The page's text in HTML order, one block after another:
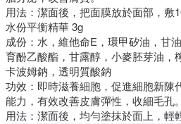
用法：潔面後，把面膜放於面部，敷
水份平衡精華 3g
成份：水，維他命E，環甲矽油，甘
育酚乙酸酯，甘露醇，小麥胚芽油，
卡波姆鈉，透明質酸鈉
功效：即時滋養細胞，促進細胞新陳
能力，有效改善皮膚彈性，收細毛孔。
用法：潔面後，均勻塗抹於面上，輕